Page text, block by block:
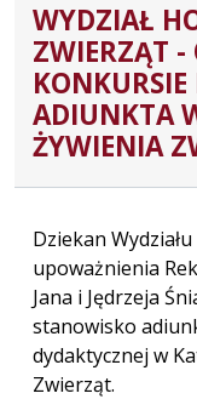
WYDZIAŁ
ZWIERZĄT -
ADIUNKTA
ŻYWIENIA
Dziekan
upoważnienia
Jana i Jędrzeja
stanowisko
dydaktycznej w
Zwierząt.